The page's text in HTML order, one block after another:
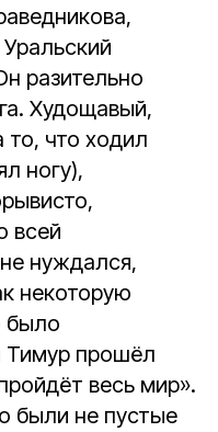
разительно
Худощавый,
что ходил
ногу),
всей
нуждался,
некоторую
было
Тимур прошёл
весь мир».
были не пустые